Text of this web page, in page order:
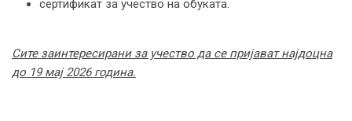
сертификат за учество на обуката.
Сите заинтересирани за учество да се пријават најдоцна
до 19 мај 2026 година.